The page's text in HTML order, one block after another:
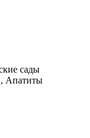
сады
Апатиты